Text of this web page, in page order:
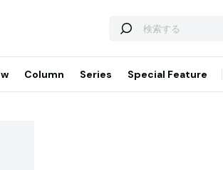
Column Series Special Feature